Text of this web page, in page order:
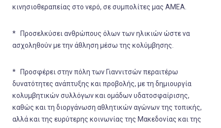
κινησιοθεραπείας στο νερό, σε συμπολίτες μας ΑΜΕΑ.
* Προσελκύσει ανθρώπους όλων των ηλικιών ώστε να
ασχοληθούν με την άθληση μέσω της κολύμβησης.
* Προσφέρει στην πόλη των Γιαννιτσών περαιτέρω
δυνατότητες ανάπτυξης και προβολής, με τη δημιουργία
κολυμβητικών συλλόγων και ομάδων υδατοσφαίρισης,
καθώς και τη διοργάνωση αθλητικών αγώνων της τοπικής,
αλλά και της ευρύτερης κοινωνίας της Μακεδονίας και της